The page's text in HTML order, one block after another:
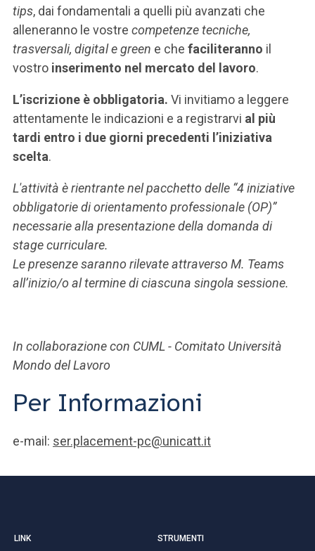
tips, dai fondamentali a quelli più avanzati che
alleneranno le vostre competenze tecniche,
trasversali, digital e green e che faciliteranno il
vostro inserimento nel mercato del lavoro.
L’iscrizione è obbligatoria. Vi invitiamo a leggere
attentamente le indicazioni e a registrarvi al più
tardi entro i due giorni precedenti l’iniziativa
scelta.
L'attività è rientrante nel pacchetto delle “4 iniziative
obbligatorie di orientamento professionale (OP)”
necessarie alla presentazione della domanda di
stage curriculare.
Le presenze saranno rilevate attraverso M. Teams
all’inizio/o al termine di ciascuna singola sessione.
In collaborazione con CUML - Comitato Università
Mondo del Lavoro
Per Informazioni
e-mail: ser.placement-pc@unicatt.it
LINK STRUMENTI